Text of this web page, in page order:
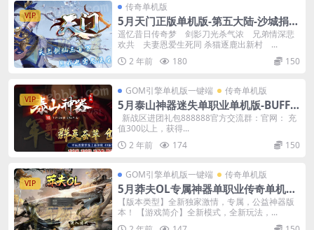
VIP
传奇单机版
5月天门正版单机版-第五大陆-沙城捐
献-狂暴之力-附带GM后台
遥忆昔日传奇梦 剑影刀光杀气浓 兄弟情深悲
欢共 夫妻恩爱生死同 杀猫逐鹿出新村 ...
2 年前
180 150
VIP
GOM引擎单机版一键端 传奇单机版
5月泰山神器迷失单职业单机版-BUFF
洗练-附带GM后台
新战区进团礼包888888官方交流群：官网： 充
值300以上，获得...
2 年前
174 150
VIP
GOM引擎单机版一键端 传奇单机版
5月莽夫OL专属神器单职业传奇单机版-
附带GM后台
【版本类型】全新独家激情，专属，公益神器版
本！ 【游戏简介】全新模式，全新玩法，...